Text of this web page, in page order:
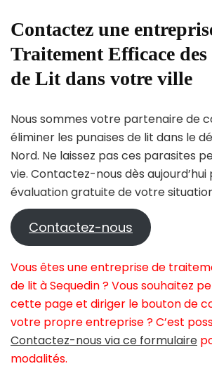
Contactez une
Traitement Efficace des
de Lit dans votre ville
Nous sommes votre partenaire de
éliminer les punaises de lit dans le
Nord. Ne laissez pas ces parasites
vie. Contactez-nous dès aujourd’hui
évaluation gratuite de votre
Contactez-nous
Vous êtes une entreprise de
de lit à Sequedin ? Vous souhaitez
cette page et diriger le bouton de
votre propre entreprise ? C’est
Contactez-nous via ce formulaire
modalités.